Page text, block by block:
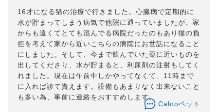
16才になる猫の治療で行きました。心臓病で定期的に
水が貯まってしまう病気で他院に通っていましたが、家
からも遠くてとても混んでる病院だったのもあり猫の負
担を考えて家から近いこちらの病院にお世話になること
にしました。そして、今まで飲んでいた薬に近いものを
出してくださり、水が貯まると、利尿剤の注射もしてく
れました。現在は午前中しかやってなくて、11時まで
に入れば診て貰えます。設備もあまりなく出来ないこと
も多い為、事前に連絡をおすすめします。
Calooペット